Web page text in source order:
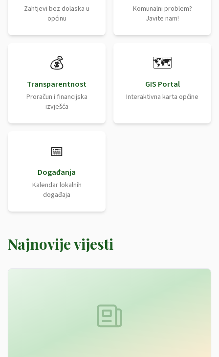
Zahtjevi bez dolaska u
općinu
Komunalni problem?
Javite nam!
💰
Transparentnost
Proračun i financijska
izvješća
🗺️
GIS Portal
Interaktivna karta općine
📅
Događanja
Kalendar lokalnih
događaja
Najnovije vijesti